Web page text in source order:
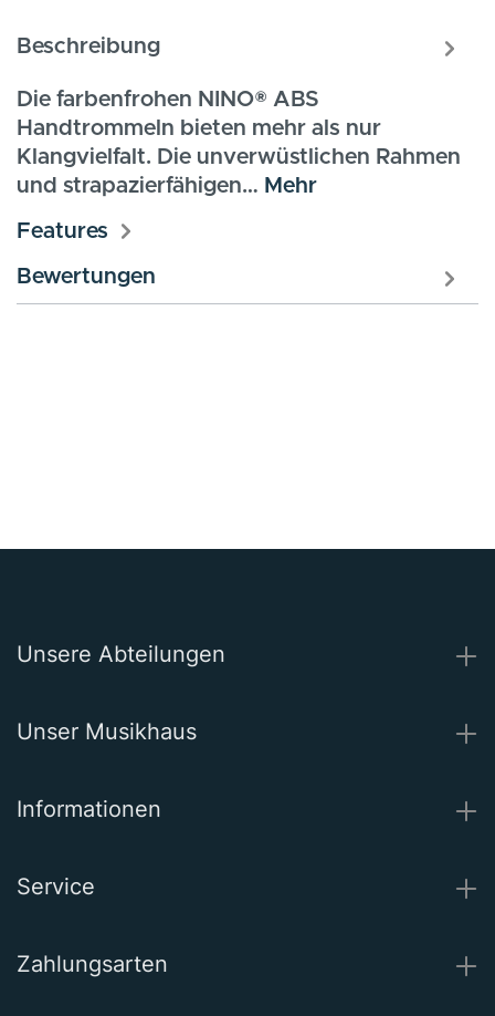
Beschreibung
Die farbenfrohen NINO® ABS
Handtrommeln bieten mehr als nur
Klangvielfalt. Die unverwüstlichen Rahmen
und strapazierfähigen… Mehr
Features
Bewertungen
Unsere Abteilungen
Unser Musikhaus
Informationen
Service
Zahlungsarten